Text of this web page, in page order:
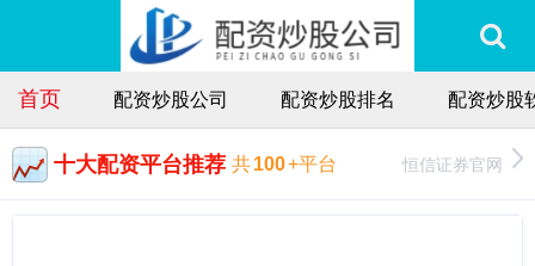
首页 配资炒股公司 配资炒股排名 配资炒股
十大配资平台推荐 共100+平台 恒信证券官网